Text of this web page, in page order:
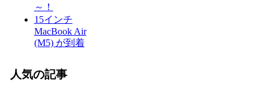
～！
15インチ
MacBook Air
(M5) が到着
人気の記事